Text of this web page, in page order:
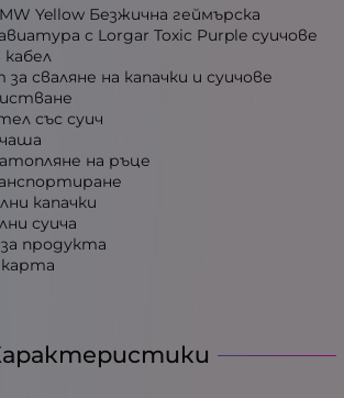
Yellow Безжична геймърска
с Lorgar Toxic Purple суичове
кабел
сваляне на капачки и суичове
със суич
на ръце
капачки
суича
продукта
карта